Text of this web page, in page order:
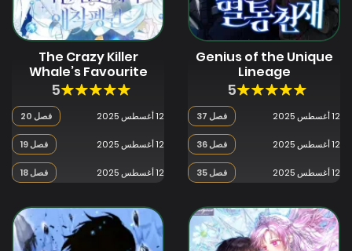
Genius of the Unique
Lineage
5
فصل 37 12 أغسطس 2025
فصل 36 12 أغسطس 2025
فصل 35 12 أغسطس 2025
The Crazy Killer
Whale’s Favourite
Penguin
5
فصل 20 12 أغسطس 2025
فصل 19 12 أغسطس 2025
فصل 18 12 أغسطس 2025